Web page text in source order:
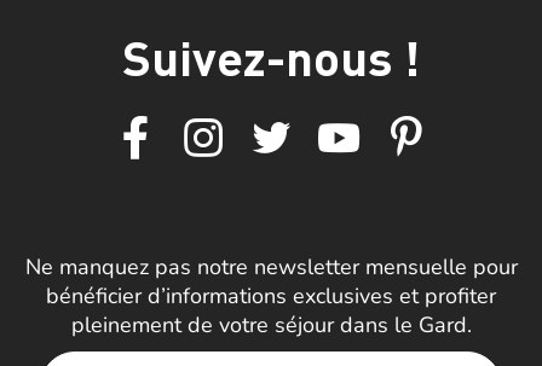
Suivez-nous !
Ne manquez pas notre newsletter mensuelle pour
bénéficier d’informations exclusives et profiter
pleinement de votre séjour dans le Gard.